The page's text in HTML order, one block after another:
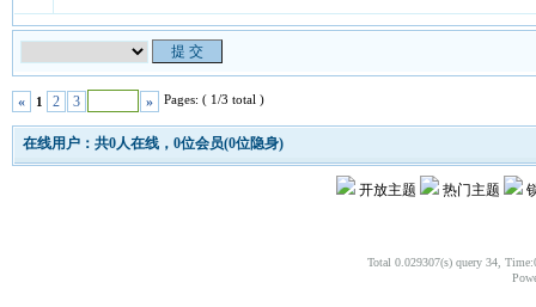
« 1 2 3 » Pages: ( 1/3 total )
在线用户：共0人在线，0位会员(0位隐身)
开放主题 热门主题
Total 0.029307(s) query 34,